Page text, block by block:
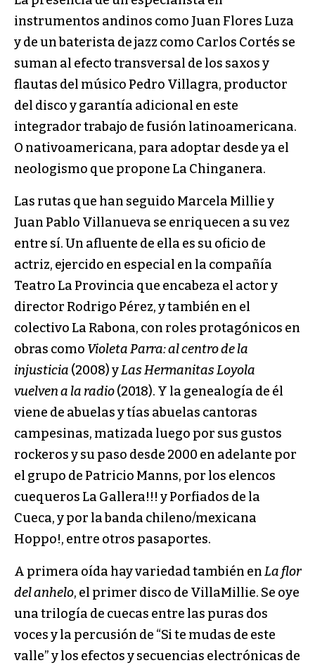
instrumentos andinos como Juan Flores Luza
y de un baterista de jazz como Carlos Cortés se
suman al efecto transversal de los saxos y
flautas del músico Pedro Villagra, productor
del disco y garantía adicional en este
integrador trabajo de fusión latinoamericana.
O nativoamericana, para adoptar desde ya el
neologismo que propone La Chinganera.
Las rutas que han seguido Marcela Millie y
Juan Pablo Villanueva se enriquecen a su vez
entre sí. Un afluente de ella es su oficio de
actriz, ejercido en especial en la compañía
Teatro La Provincia que encabeza el actor y
director Rodrigo Pérez, y también en el
colectivo La Rabona, con roles protagónicos en
obras como Violeta Parra: al centro de la
injusticia (2008) yLas Hermanitas Loyola
vuelven a la radio(2018). Y la genealogía de él
viene de abuelas y tías abuelas cantoras
campesinas, matizada luego por sus gustos
rockeros y su paso desde 2000 en adelante por
el grupo de Patricio Manns, por los elencos
cuequeros La Gallera!!! y Porfiados de la
Cueca, y por la banda chileno/mexicana
Hoppo!, entre otros pasaportes.
A primera oída hay variedad también enLa flor
del anhelo, el primer disco de VillaMillie. Se oye
una trilogía de cuecas entre las puras dos
voces y la percusión de “Si te mudas de este
valle” y los efectos y secuencias electrónicas de